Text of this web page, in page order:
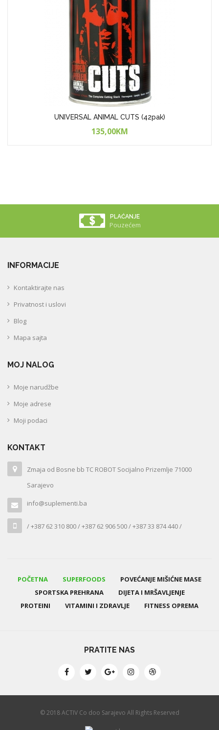
UNIVERSAL ANIMAL CUTS (42pak)
135,00KM
PLAĆANJE
Pouzećem
INFORMACIJE
Kontaktirajte nas
Privatnost i uslovi
Blog
Mapa sajta
MOJ NALOG
Moje narudžbe
Moje adrese
Moji podaci
KONTAKT
Zmaja od Bosne bb TC ROBOT Socijalno Prizemlje 71000
Sarajevo
info@suplementi.ba
/ +387 62 310 800 / +387 62 906 500 / +387 33 874 440 /
POČETNA SUPERFOODS
POVEĆANJE MIŠIĆNE MASE
SPORTSKA PREHRANA
DIJETA I MRŠAVLJENJE
PROTEINI
VITAMINI I ZDRAVLJE FITNESS OPREMA
PRATITE NAS
© 2018 ACTIV Co doo Sarajevo All Rights Reserved